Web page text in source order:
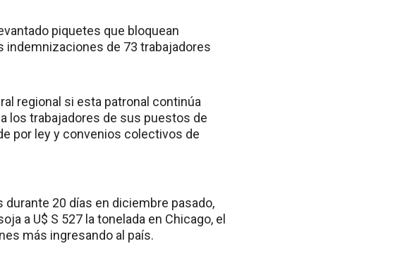
piquetes que bloquean
indemnizaciones de 73 trabajadores
regional si esta patronal continúa
los trabajadores de sus puestos de
por ley y convenios colectivos de
20 días en diciembre pasado,
a U$ S 527 la tonelada en Chicago, el
más ingresando al país.